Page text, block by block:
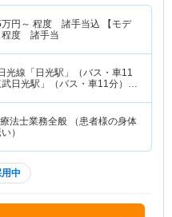
万円～ 程度 諸手当込 【モデ
程度 諸手当
光線「日光駅」（バス・車11
日光駅」（バス・車11分）
法士業務全般 （患者様の身体
）
中